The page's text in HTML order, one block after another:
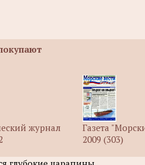
журнал
Газета
2009 (303)